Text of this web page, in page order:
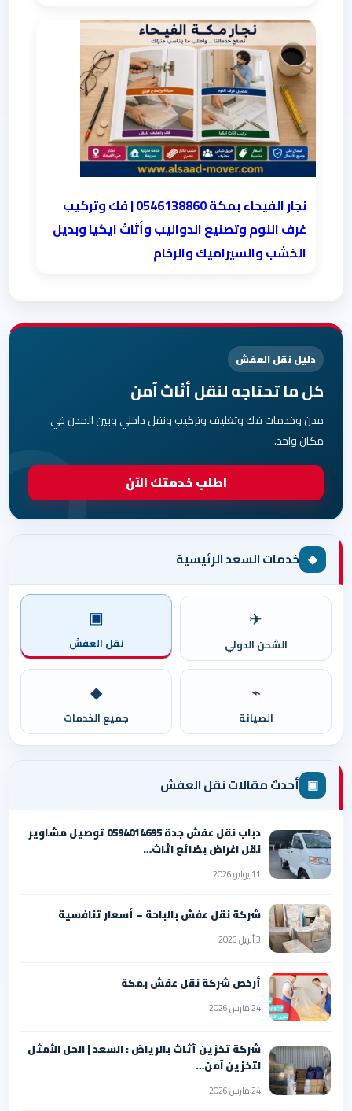
نجار الفيحاء بمكة 0546138860⁩ | فك وتركيب
غرف النوم وتصنيع الدواليب وأثاث ايكيا وبديل
الخشب والسيراميك والرخام
دليل نقل العفش
كل ما تحتاجه لنقل أثاث آمن
مدن وخدمات فك وتغليف وتركيب ونقل داخلي وبين المدن في
مكان واحد.
اطلب خدمتك الآن
◆ خدمات السعد الرئيسية
✈
الشحن الدولي
▣
نقل العفش
⌁
الصيانة
◆
جميع الخدمات
▣ أحدث مقالات نقل العفش
دباب نقل عفش جدة 0594014695 توصيل مشاوير
نقل اغراض بضائع اثاث…
11 يوليو 2026
شركة نقل عفش بالباحة – أسعار تنافسية
3 أبريل 2026
أرخص شركة نقل عفش بمكة
24 مارس 2026
شركة تخزين أثاث بالرياض : السعد | الحل الأمثل
لتخزين آمن…
24 مارس 2026